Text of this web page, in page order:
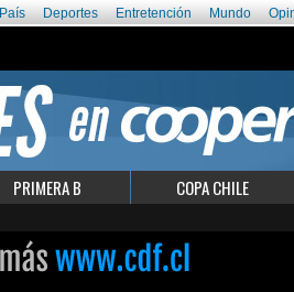
País Deportes Entretención Mundo
PRIMERA B COPA CHILE